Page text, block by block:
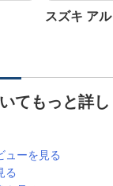
スズキ アル
てもっと詳し
ューを見る
る